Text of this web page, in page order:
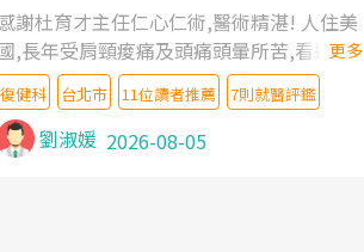
謝杜育才主任仁心仁術,醫術精湛! 人住美
,長年受肩頸痠痛及頭痛頭暈所苦,看遍名醫
授,做了各種檢查,也嘗試過西醫打針,中醫
灸及物理徒手治療都沒有用,後來連吃到嗎
類止痛藥都效果有限,只是壓症狀,沒多久就
起來,多年失眠嚴重影響生活品質. 台灣親
更多
復健科 台北市 11位讀者推薦 7則就醫評鑑
劉淑媛 2026-08-05